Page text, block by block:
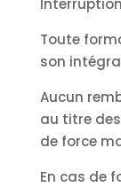
Toute
son
Aucun
au titre
de force
En cas de